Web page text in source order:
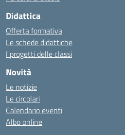
Didattica
Offerta formativa
Le schede didattiche
I progetti delle classi
Novità
Le notizie
Le circolari
Calendario eventi
Albo online